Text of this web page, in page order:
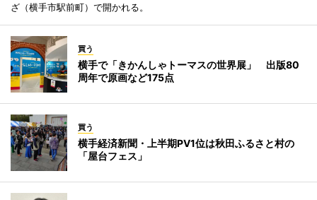
ざ（横手市駅前町）で開かれる。
買う
横手で「きかんしゃトーマスの世界展」 出版80
周年で原画など175点
買う
横手経済新聞・上半期PV1位は秋田ふるさと村の
「屋台フェス」